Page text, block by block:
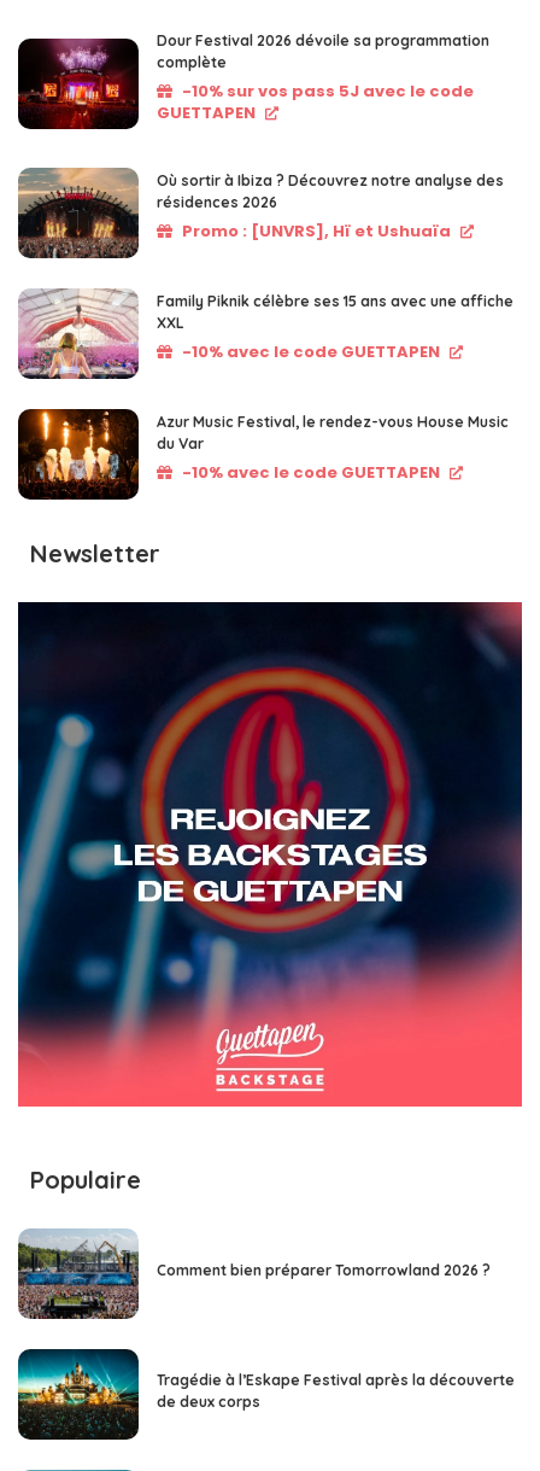
Dour Festival 2026 dévoile sa programmation
complète
-10% sur vos pass 5J avec le code
GUETTAPEN
Où sortir à Ibiza ? Découvrez notre analyse des
résidences 2026
Promo : [UNVRS], Hï et Ushuaïa
Family Piknik célèbre ses 15 ans avec une affiche
XXL
-10% avec le code GUETTAPEN
Azur Music Festival, le rendez-vous House Music
du Var
-10% avec le code GUETTAPEN
Newsletter
Populaire
Comment bien préparer Tomorrowland 2026 ?
Tragédie à l’Eskape Festival après la découverte
de deux corps